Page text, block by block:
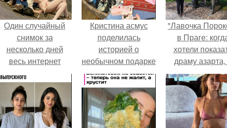
Один случайный
снимок за
несколько дней
весь интернет
облетел.
Кристина асмус
поделилась
историей о
необычном подарке
для своей дочери
от Гарика
Харламова.
"Лавочка
в Праге:
хотели
драму
получился